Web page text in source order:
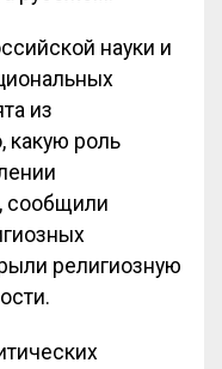
науки и
из
какую роль
сообщили
религиозную